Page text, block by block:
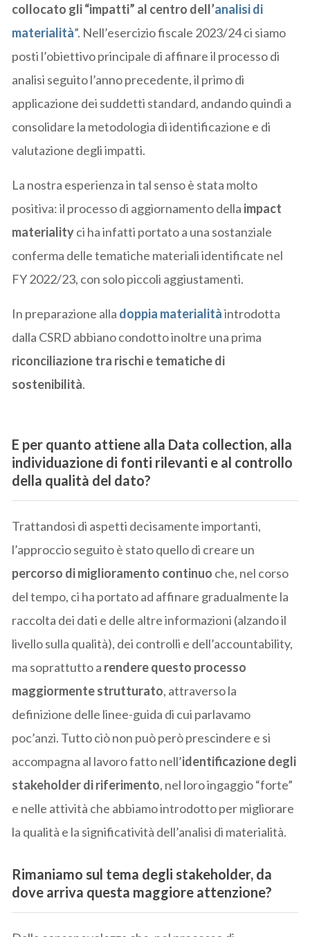
collocato gli “impatti” al centro dell’analisi di
materialità”. Nell’esercizio fiscale 2023/24 ci siamo
posti l’obiettivo principale di affinare il processo di
analisi seguito l’anno precedente, il primo di
applicazione dei suddetti standard, andando quindi a
consolidare la metodologia di identificazione e di
valutazione degli impatti.
La nostra esperienza in tal senso è stata molto
positiva: il processo di aggiornamento della impact
materialityci ha infatti portato a una sostanziale
conferma delle tematiche materiali identificate nel
FY 2022/23, con solo piccoli aggiustamenti.
In preparazione alla doppia materialitàintrodotta
dalla CSRD abbiano condotto inoltre una prima
riconciliazione tra rischi e tematiche di
sostenibilità.
E per quanto attiene alla Data collection, alla
individuazione di fonti rilevanti e al controllo
della qualità del dato?
Trattandosi di aspetti decisamente importanti,
l’approccio seguito è stato quello di creare un
percorso di miglioramento continuo che, nel corso
del tempo, ci ha portato ad affinare gradualmente la
raccolta dei dati e delle altre informazioni (alzando il
livello sulla qualità), dei controlli e dell’accountability,
ma soprattutto a rendere questo processo
maggiormente strutturato, attraverso la
definizione delle linee-guida di cui parlavamo
poc’anzi. Tutto ciò non può però prescindere e si
accompagna al lavoro fatto nell’identificazione degli
stakeholder di riferimento, nel loro ingaggio “forte”
e nelle attività che abbiamo introdotto per migliorare
la qualità e la significatività dell’analisi di materialità.
Rimaniamo sul tema degli stakeholder, da
dove arriva questa maggiore attenzione?